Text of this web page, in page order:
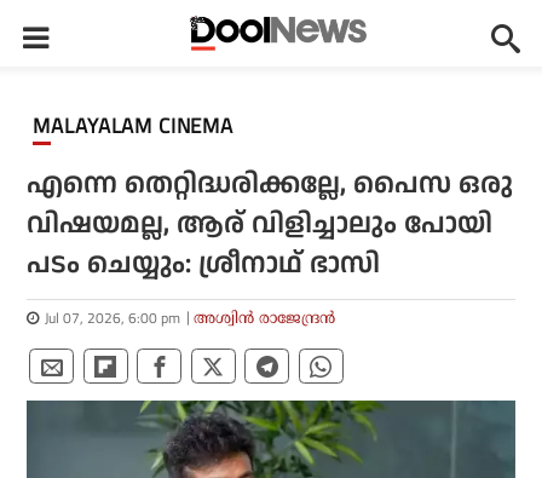
MALAYALAM CINEMA
എന്നെ തെറ്റിദ്ധരിക്കല്ലേ, പൈസ ഒരു
വിഷയമല്ല, ആര് വിളിച്ചാലും പോയി
പടം ചെയ്യും: ശ്രീനാഥ് ഭാസി
Jul 07, 2026, 6:00 pm അശ്വിന്‍ രാജേന്ദ്രന്‍